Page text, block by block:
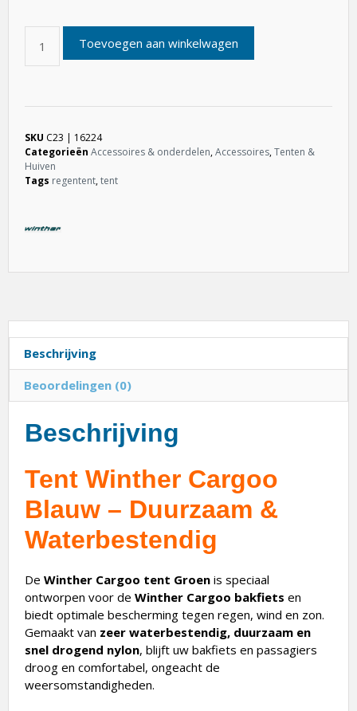
Toevoegen aan winkelwagen
SKU C23 | 16224
Categorieën Accessoires & onderdelen,Accessoires,Tenten &
Huiven
Tags regentent,tent
Beschrijving
Beoordelingen (0)
Beschrijving
Tent Winther Cargoo
Blauw – Duurzaam &
Waterbestendig
De Winther Cargoo tent Groen is speciaal
ontworpen voor de Winther Cargoo bakfiets en
biedt optimale bescherming tegen regen, wind en zon.
Gemaakt van zeer waterbestendig, duurzaam en
snel drogend nylon, blijft uw bakfiets en passagiers
droog en comfortabel, ongeacht de
weersomstandigheden.